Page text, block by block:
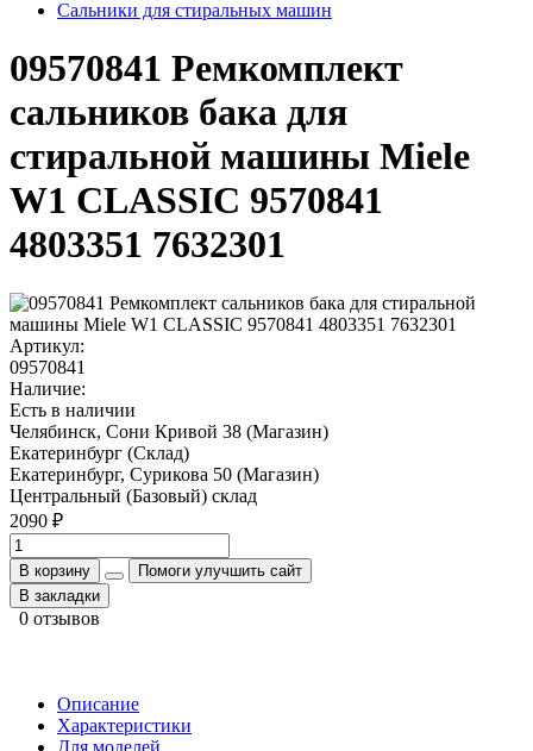
Сальники для стиральных машин
09570841 Ремкомплект
сальников бака для
стиральной машины Miele
W1 CLASSIC 9570841
4803351 7632301
Артикул:
09570841
Наличие:
Есть в наличии
Челябинск, Сони Кривой 38 (Магазин)
Екатеринбург (Склад)
Екатеринбург, Сурикова 50 (Магазин)
Центральный (Базовый) склад
2090 ₽
В корзину
Помоги улучшить сайт
В закладки
0 отзывов
Описание
Характеристики
Для моделей